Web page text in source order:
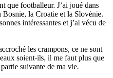
que footballeur. J’ai joué dans
la Croatie et la Slovénie.
intéressantes et j’ai vécu de
les crampons, ce ne sont
soient-ils, il me faut plus que
suivante de ma vie.